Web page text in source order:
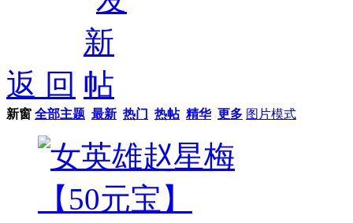
返 回
新窗 全部主题 最新 热门 热帖 精华 更多 图片模式